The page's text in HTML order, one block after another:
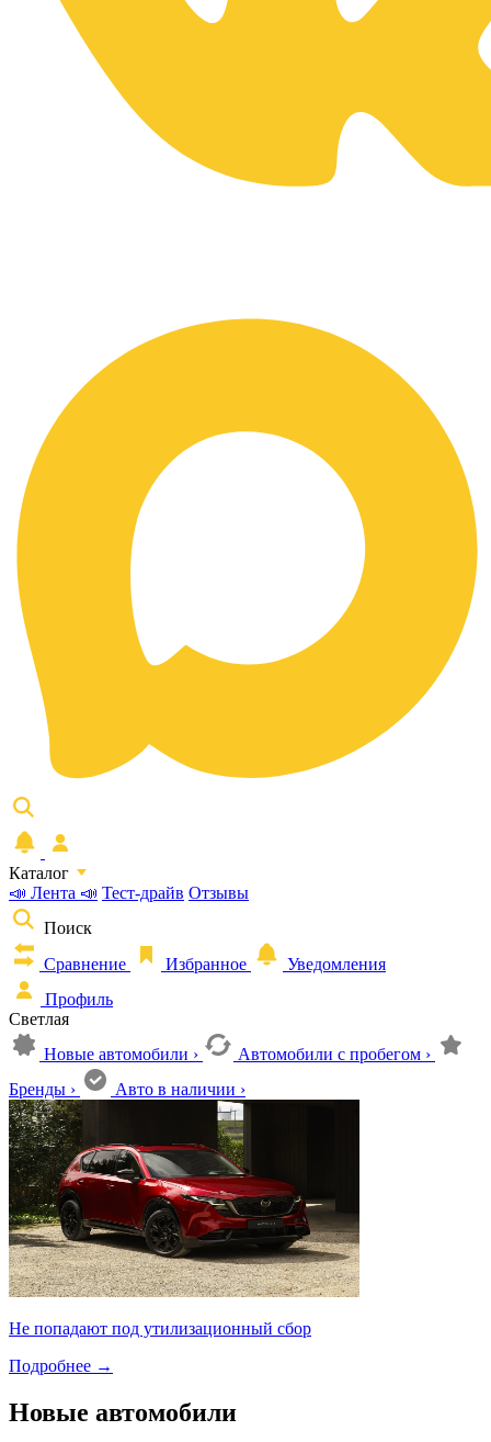
Каталог
📣 Лента 📣 Тест-драйв Отзывы
Поиск
Сравнение
Избранное
Уведомления
Профиль
Светлая
Новые автомобили › Автомобили с пробегом ›
Бренды › Авто в наличии ›
Не попадают под утилизационный сбор
Подробнее →
Новые автомобили